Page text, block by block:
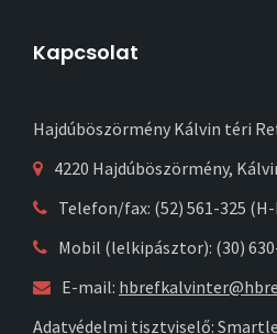
Kapcsolat
Hajdúböszörmény Kálvin téri
4220 Hajdúböszörmény,
Telefon/fax: (52) 561-325 (H-
Mobil (lelkipásztor): (30)
E-mail:
Adatvédelmi tisztviselő: